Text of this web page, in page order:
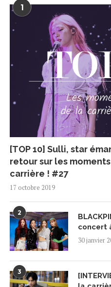
1
[TOP 10] Sulli, star
retour sur les
carrière ! #27
17 octobre 2019
2
concert
30 janvier
3